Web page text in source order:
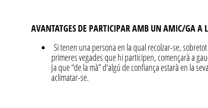
AVANTATGES DE PARTICIPAR AMB UN AMIC/GA A
Si tenen una persona en la qual recolzar-se,
primeres vegades que hi participen, començarà a
Ja que “de la mà” d'algú de confiança estarà en la
aclimatar-se.